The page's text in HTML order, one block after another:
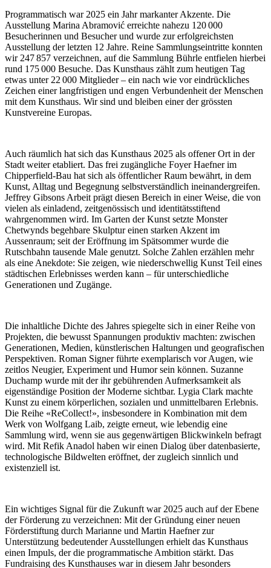
Programmatisch war 2025 ein Jahr markanter Akzente. Die
Ausstellung Marina Abramović erreichte nahezu 120 000
Besucherinnen und Besucher und wurde zur erfolgreichsten
Ausstellung der letzten 12 Jahre. Reine Sammlungseintritte konnten
wir 247 857 verzeichnen, auf die Sammlung Bührle entfielen hierbei
rund 175 000 Besuche. Das Kunsthaus zählt zum heutigen Tag
etwas unter 22 000 Mitglieder – ein nach wie vor eindrückliches
Zeichen einer langfristigen und engen Verbundenheit der Menschen
mit dem Kunsthaus. Wir sind und bleiben einer der grössten
Kunstvereine Europas.
Auch räumlich hat sich das Kunsthaus 2025 als offener Ort in der
Stadt weiter etabliert. Das frei zugängliche Foyer Haefner im
Chipperfield-Bau hat sich als öffentlicher Raum bewährt, in dem
Kunst, Alltag und Begegnung selbstverständlich ineinandergreifen.
Jeffrey Gibsons Arbeit prägt diesen Bereich in einer Weise, die von
vielen als einladend, zeitgenössisch und identitätsstiftend
wahrgenommen wird. Im Garten der Kunst setzte Monster
Chetwynds begehbare Skulptur einen starken Akzent im
Aussenraum; seit der Eröffnung im Spätsommer wurde die
Rutschbahn tausende Male genutzt. Solche Zahlen erzählen mehr
als eine Anekdote: Sie zeigen, wie niederschwellig Kunst Teil eines
städtischen Erlebnisses werden kann – für unterschiedliche
Generationen und Zugänge.
Die inhaltliche Dichte des Jahres spiegelte sich in einer Reihe von
Projekten, die bewusst Spannungen produktiv machten: zwischen
Generationen, Medien, künstlerischen Haltungen und geografischen
Perspektiven. Roman Signer führte exemplarisch vor Augen, wie
zeitlos Neugier, Experiment und Humor sein können. Suzanne
Duchamp wurde mit der ihr gebührenden Aufmerksamkeit als
eigenständige Position der Moderne sichtbar. Lygia Clark machte
Kunst zu einem körperlichen, sozialen und unmittelbaren Erlebnis.
Die Reihe «ReCollect!», insbesondere in Kombination mit dem
Werk von Wolfgang Laib, zeigte erneut, wie lebendig eine
Sammlung wird, wenn sie aus gegenwärtigen Blickwinkeln befragt
wird. Mit Refik Anadol haben wir einen Dialog über datenbasierte,
technologische Bildwelten eröffnet, der zugleich sinnlich und
existenziell ist.
Ein wichtiges Signal für die Zukunft war 2025 auch auf der Ebene
der Förderung zu verzeichnen: Mit der Gründung einer neuen
Förderstiftung durch Marianne und Martin Haefner zur
Unterstützung bedeutender Ausstellungen erhielt das Kunsthaus
einen Impuls, der die programmatische Ambition stärkt. Das
Fundraising des Kunsthauses war in diesem Jahr besonders